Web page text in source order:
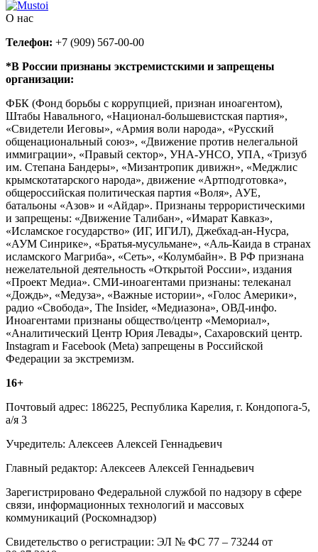
О нас
Телефон: +7 (909) 567-00-00
*В России признаны экстремистскими и запрещены
организации:
ФБК (Фонд борьбы с коррупцией, признан иноагентом),
Штабы Навального, «Национал-большевистская партия»,
«Свидетели Иеговы», «Армия воли народа», «Русский
общенациональный союз», «Движение против нелегальной
иммиграции», «Правый сектор», УНА-УНСО, УПА, «Тризуб
им. Степана Бандеры», «Мизантропик дивижн», «Меджлис
крымскотатарского народа», движение «Артподготовка»,
общероссийская политическая партия «Воля», АУЕ,
батальоны «Азов» и «Айдар». Признаны террористическими
и запрещены: «Движение Талибан», «Имарат Кавказ»,
«Исламское государство» (ИГ, ИГИЛ), Джебхад-ан-Нусра,
«АУМ Синрике», «Братья-мусульмане», «Аль-Каида в странах
исламского Магриба», «Сеть», «Колумбайн». В РФ признана
нежелательной деятельность «Открытой России», издания
«Проект Медиа». СМИ-иноагентами признаны: телеканал
«Дождь», «Медуза», «Важные истории», «Голос Америки»,
радио «Свобода», The Insider, «Медиазона», ОВД-инфо.
Иноагентами признаны общество/центр «Мемориал»,
«Аналитический Центр Юрия Левады», Сахаровский центр.
Instagram и Facebook (Metа) запрещены в Российской
Федерации за экстремизм.
16+
Почтовый адрес: 186225, Республика Карелия, г. Кондопога-5,
а/я 3
Учредитель: Алексеев Алексей Геннадьевич
Главный редактор: Алексеев Алексей Геннадьевич
Зарегистрировано Федеральной службой по надзору в сфере
связи, информационных технологий и массовых
коммуникаций (Роскомнадзор)
Свидетельство о регистрации: ЭЛ № ФС 77 – 73244 от